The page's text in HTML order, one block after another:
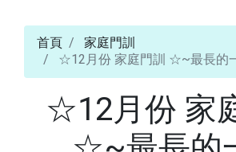
首頁
家庭門訓
☆12月份 家庭門訓 ☆~最長的
☆12月份 家